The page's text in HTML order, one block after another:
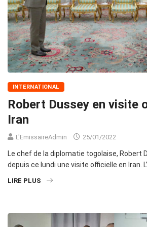
INTERNATIONAL
Robert Dussey en visite
Iran
L'EmissaireAdmin 25/01/2022
Le chef de la diplomatie togolaise, Robert
depuis ce lundi une visite officielle en Iran.
LIRE PLUS